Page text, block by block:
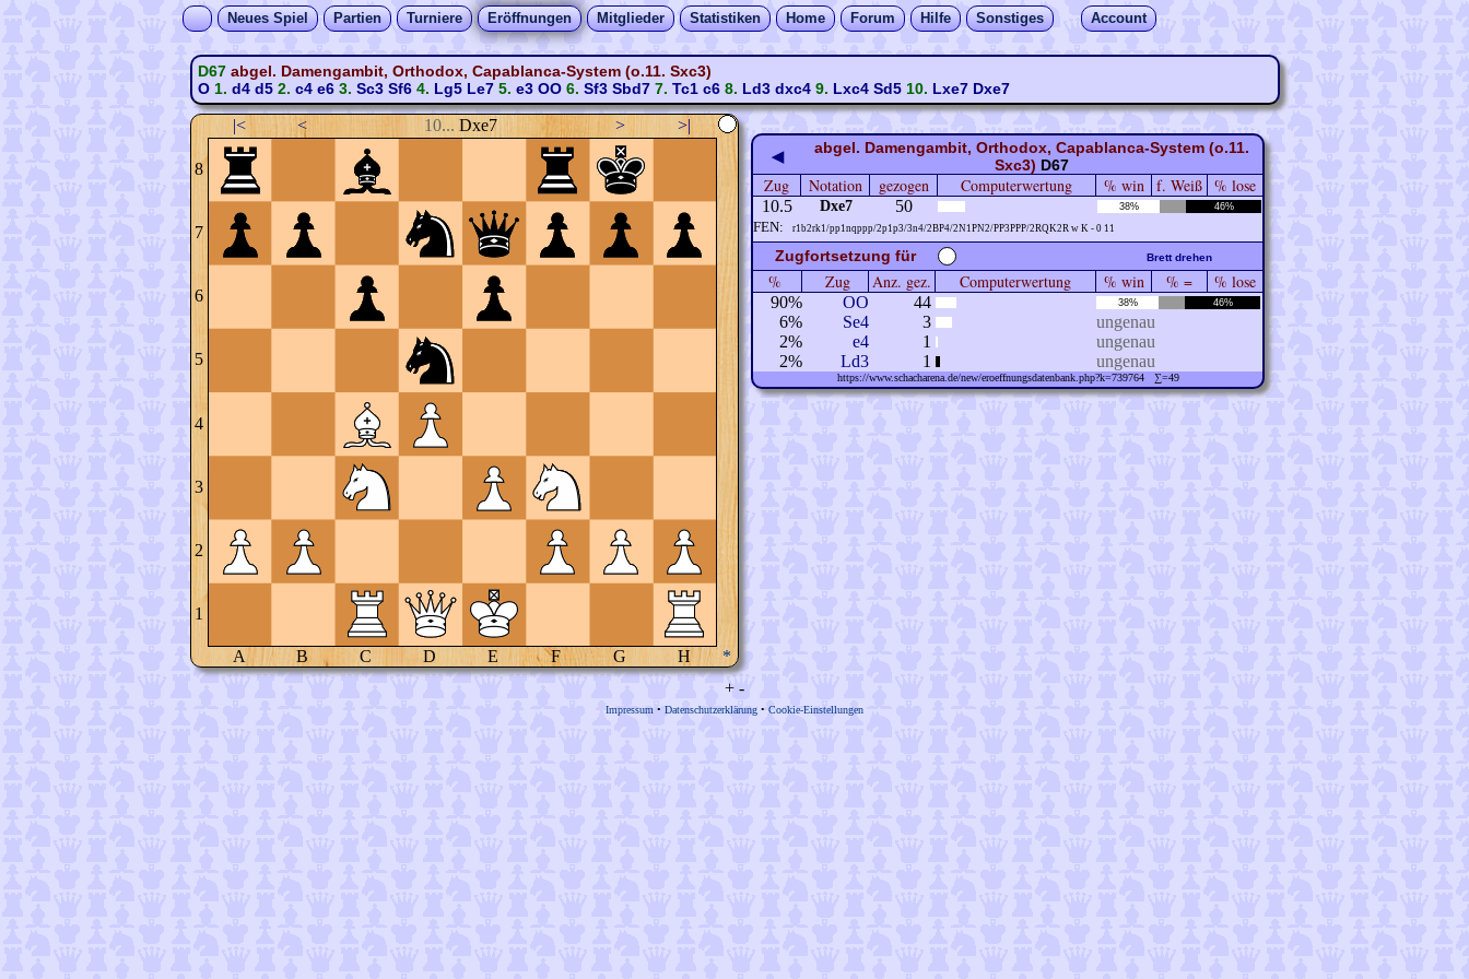
Neues Spiel Partien Turniere Eröffnungen Mitglieder Statistiken Home Forum Hilfe Sonstiges Account
D67 abgel. Damengambit, Orthodox, Capablanca-System (o.11. Sxc3)
O1. d4 d52. c4 e63. Sc3 Sf64. Lg5 Le75. e3 OO6. Sf3 Sbd77. Tc1 c68. Ld3 dxc49. Lxc4 Sd510. Lxe7 Dxe7
|< < 10... Dxe7 > >|
8
7
6
5
4
3
2
1
A B C D E F G H *
◀
abgel. Damengambit, Orthodox, Capablanca-System (o.11.
Sxc3) D67
Zug Notation gezogen Computerwertung % win f. Weiß % lose
10.5 Dxe7 50 38% 46%
FEN: r1b2rk1/pp1nqppp/2p1p3/3n4/2BP4/2N1PN2/PP3PPP/2RQK2R w K - 0 11
Zugfortsetzung für Brett drehen
% Zug Anz. gez. Computerwertung % win % = % lose
90% OO 44 38% 46%
6% Se4 3
ungenau
2%
e4 1
ungenau
2%
Ld3 1 ungenau
https://www.schacharena.de/new/eroeffnungsdatenbank.php?k=739764 ∑=49
+ -
Impressum • Datenschutzerklärung • Cookie-Einstellungen